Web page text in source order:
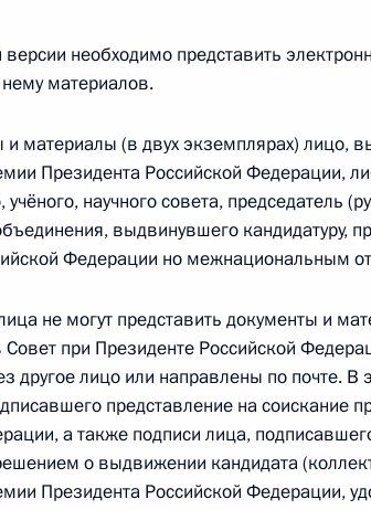
среда
миграционной политики на
группы по подготовке заседания
национального проекта
автомобильные дороги»
необходимо представить
материалов.
материалы (в двух экземплярах) лицо,
Президента Российской Федерации,
учёного, научного совета, председатель
выдвинувшего кандидатуру,
Федерации но межнациональным
не могут представить документы и
при Президенте Российской
другое лицо или направлены по почте. В
представление на соискание
а также подписи лица,
о выдвижении кандидата
Президента Российской Федерации,